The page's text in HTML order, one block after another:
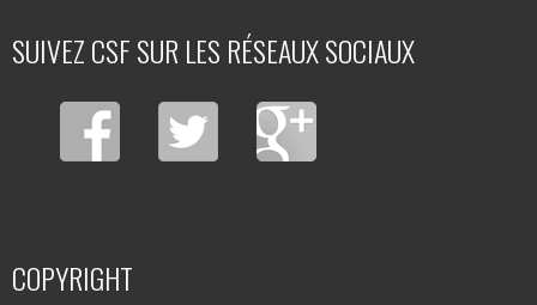
SUIVEZ CSF SUR LES RÉSEAUX SOCIAUX
COPYRIGHT